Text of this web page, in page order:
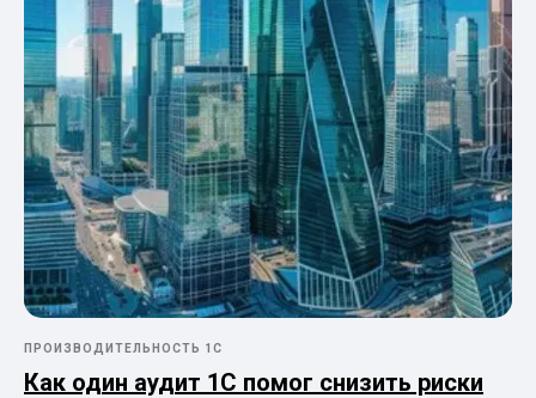
ПРОИЗВОДИТЕЛЬНОСТЬ 1С
Как один аудит 1С помог снизить риски